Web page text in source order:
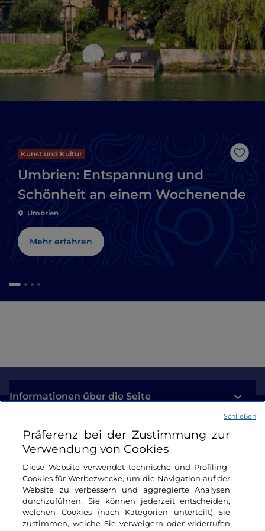
Like
Kunst und Kultur
Umbrien: Entspannung und
Schönheit an einem Wochenende
Umbrien
Mehr erfahren
Informationen über die Seite
Nützliche Links
Login
Bleiben wir in Kontakt
Präferenz bei der Zustimmung zur
Verwendung von Cookies
Diese Website verwendet technische und Profiling-
Cookies für Werbezwecke, um die Navigation auf der
Website zu verbessern und aggregierte Analysen
durchzuführen. Sie können jederzeit entscheiden,
welchen Cookies (nach Kategorien unterteilt) Sie
zustimmen, welche Sie verweigern oder widerrufen
Schließen